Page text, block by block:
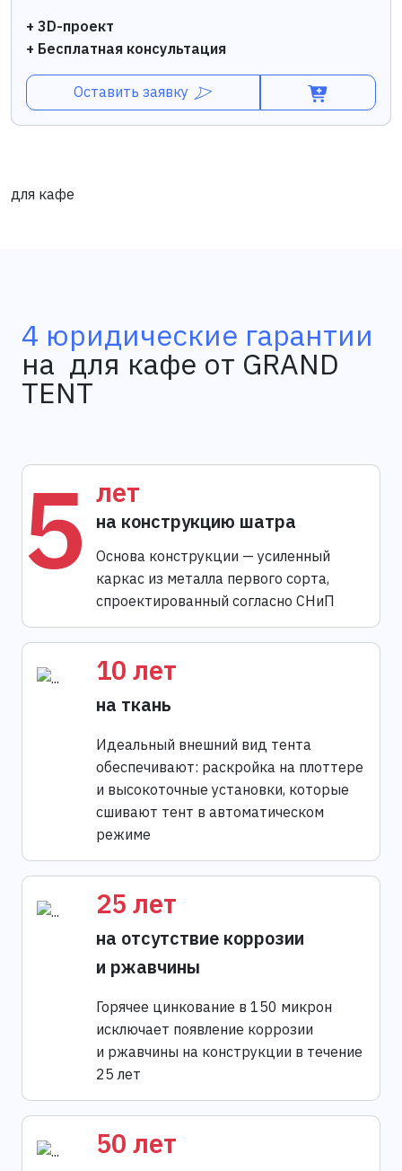
+ 3D-проект
+ Бесплатная консультация
Оставить заявку
для кафе
4 юридические гарантии
на для кафе от GRAND
TENT
5 лет
на конструкцию шатра
Основа конструкции — усиленный
каркас из металла первого сорта,
спроектированный согласно СНиП
10 лет
на ткань
Идеальный внешний вид тента
обеспечивают: раскройка на плоттере
и высокоточные установки, которые
сшивают тент в автоматическом
режиме
25 лет
на отсутствие коррозии
и ржавчины
Горячее цинкование в 150 микрон
исключает появление коррозии
и ржавчины на конструкции в течение
25 лет
50 лет